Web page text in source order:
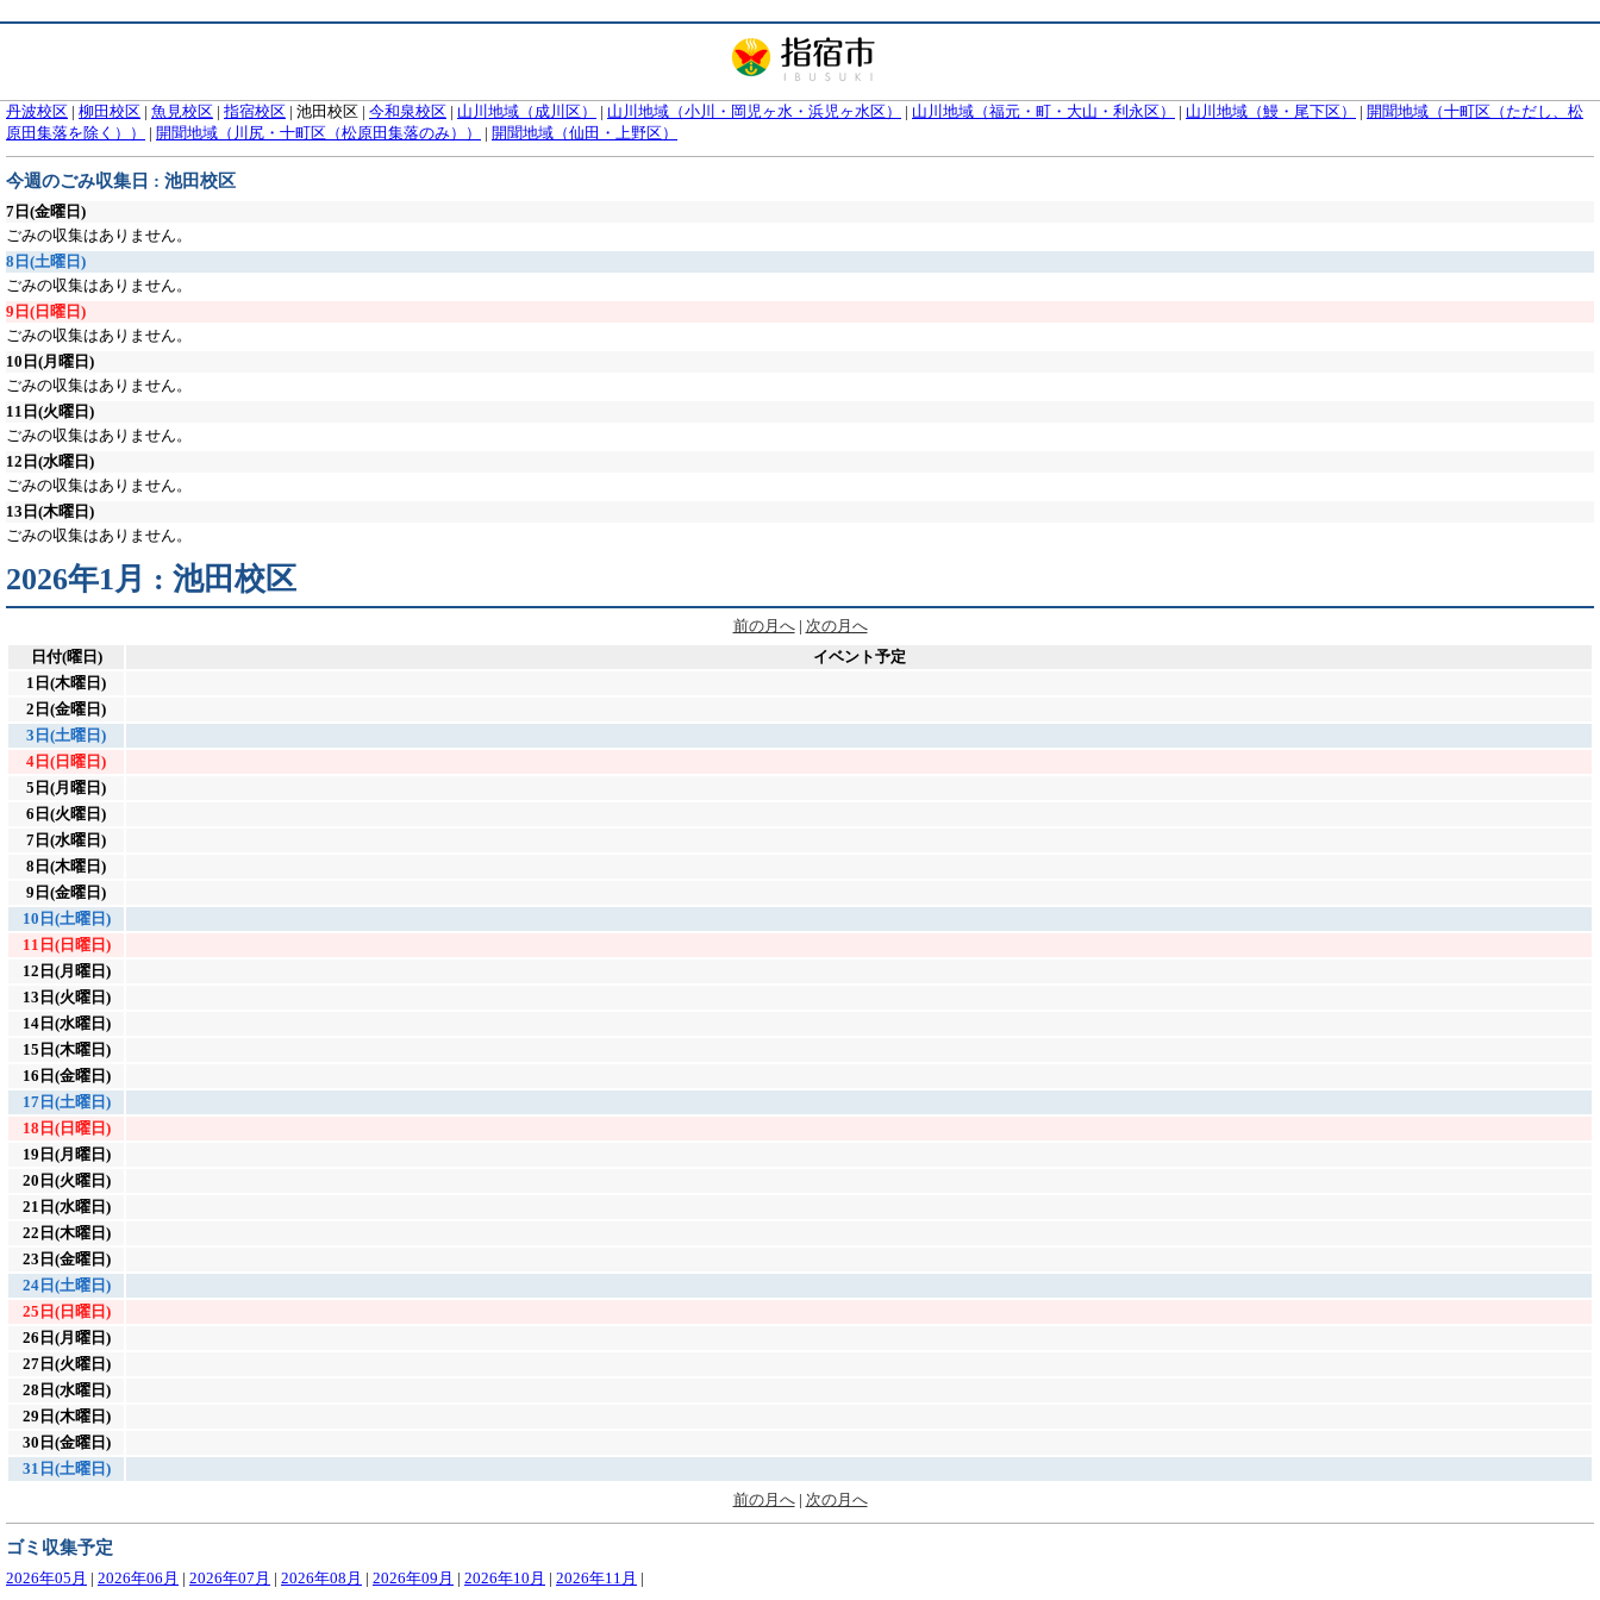
丹波校区 | 柳田校区 | 魚見校区 | 指宿校区 | 池田校区 | 今和泉校区 | 山川地域（成川区） | 山川地域（小川・岡児ヶ水・浜児ヶ水区） | 山川地域（福元・町・大山・利永区） | 山川地域（鰻・尾下区） | 開聞地域（十町区（ただし、松
原田集落を除く））
| 開聞地域（川尻・十町区（松原田集落のみ）） | 開聞地域（仙田・上野区）
今週のごみ収集日 : 池田校区
7日 (金曜日)
ごみの収集はありません。
8日 (土曜日)
ごみの収集はありません。
9日 (日曜日)
ごみの収集はありません。
10日 (月曜日)
ごみの収集はありません。
11日 (火曜日)
ごみの収集はありません。
12日 (水曜日)
ごみの収集はありません。
13日 (木曜日)
ごみの収集はありません。
2026年1月 : 池田校区
前の月へ| 次の月へ
日付(曜日)
イベント予定
1日(木曜日)
2日(金曜日)
3日(土曜日)
4日(日曜日)
5日(月曜日)
6日(火曜日)
7日(水曜日)
8日(木曜日)
9日(金曜日)
10日(土曜日)
11日(日曜日)
12日(月曜日)
13日(火曜日)
14日(水曜日)
15日(木曜日)
16日(金曜日)
17日(土曜日)
18日(日曜日)
19日(月曜日)
20日(火曜日)
21日(水曜日)
22日(木曜日)
23日(金曜日)
24日(土曜日)
25日(日曜日)
26日(月曜日)
27日(火曜日)
28日(水曜日)
29日(木曜日)
30日(金曜日)
31日(土曜日)
前の月へ| 次の月へ
ゴミ収集予定
2026年05月 | 2026年06月 | 2026年07月 | 2026年08月 | 2026年09月 | 2026年10月 | 2026年11月 |